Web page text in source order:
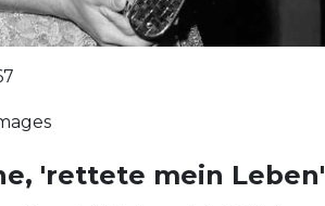
'rettete mein Leben'